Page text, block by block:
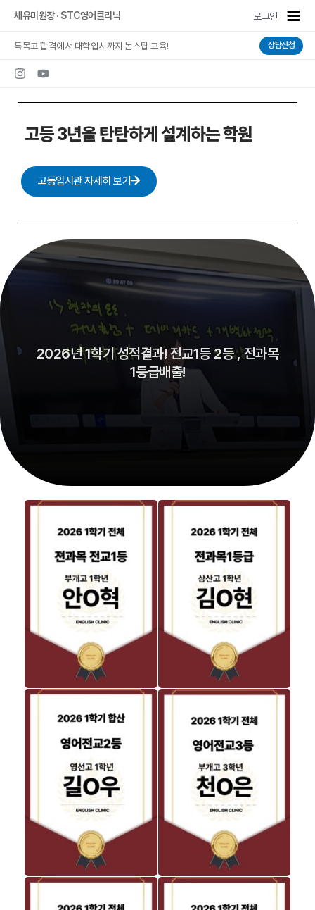
건너뛰기채유미원장 · STC영어클리닉 로그인
Main
특목고 합격에서 대학입시까지 논스탑 교육! 상담신청
고등 3년을 탄탄하게 설계하는 학원
고등입시관 자세히 보기
2026년 1학기 성적결과! 전교1등 2등 , 전과목
1등급배출!